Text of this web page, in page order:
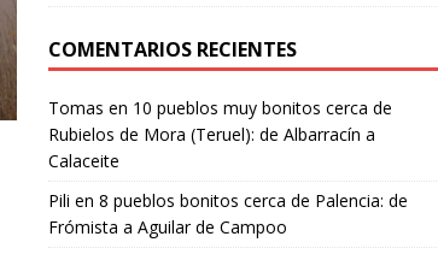
COMENTARIOS RECIENTES
Tomas en 10 pueblos muy bonitos cerca de
Rubielos de Mora (Teruel): de Albarracín a
Calaceite
Pili en 8 pueblos bonitos cerca de Palencia: de
Frómista a Aguilar de Campoo